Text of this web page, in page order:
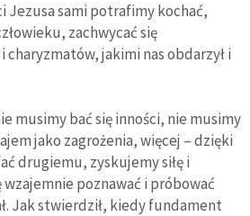
Jezusa sami potrafimy kochać,
zachwycać się
charyzmatów, jakimi nas obdarzył i
musimy bać się inności, nie musimy
jako zagrożenia, więcej – dzięki
drugiemu, zyskujemy siłę i
poznawać i próbować
Jak stwierdził, kiedy fundament